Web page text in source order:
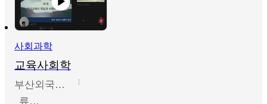
사회과학
교육사회학
부산외국어대학교
류영철